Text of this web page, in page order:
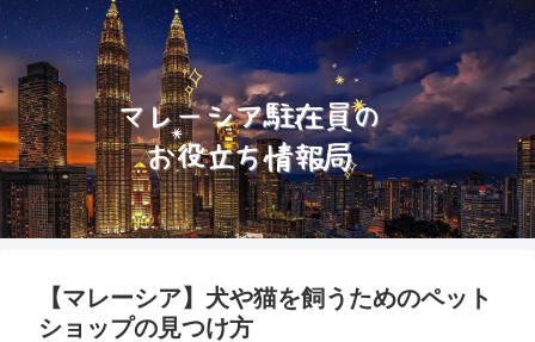
【マレーシア】犬や猫を飼うためのペット
ショップの見つけ方